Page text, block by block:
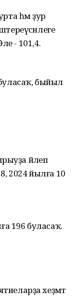
һәм ҙур
- 101,4.
быйыл
йәлеп
2024 йылға 10
196 буласаҡ.
хеҙмәт